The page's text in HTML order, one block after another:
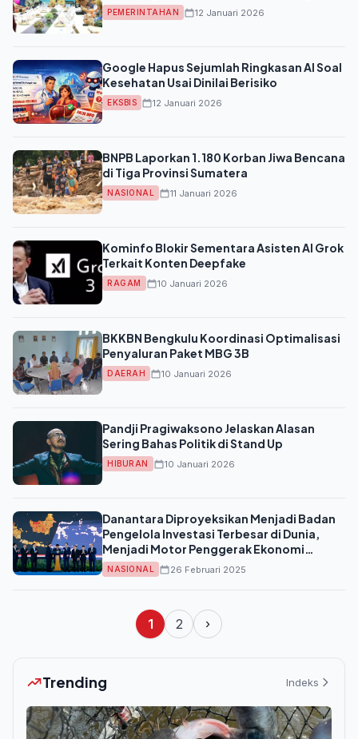
PEMERINTAHAN 12 Januari 2026
Google Hapus Sejumlah Ringkasan AI Soal
Kesehatan Usai Dinilai Berisiko
EKSBIS 12 Januari 2026
BNPB Laporkan 1.180 Korban Jiwa Bencana
di Tiga Provinsi Sumatera
NASIONAL 11 Januari 2026
Kominfo Blokir Sementara Asisten AI Grok
Terkait Konten Deepfake
RAGAM 10 Januari 2026
BKKBN Bengkulu Koordinasi Optimalisasi
Penyaluran Paket MBG 3B
DAERAH 10 Januari 2026
Pandji Pragiwaksono Jelaskan Alasan
Sering Bahas Politik di Stand Up
HIBURAN 10 Januari 2026
Danantara Diproyeksikan Menjadi Badan
Pengelola Investasi Terbesar di Dunia,
Menjadi Motor Penggerak Ekonomi
Indonesia
NASIONAL 26 Februari 2025
1 2 ›
Trending Indeks